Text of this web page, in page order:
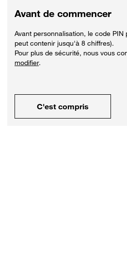
Avant de commencer
Avant personnalisation, le code PIN
peut contenir jusqu'à 8 chiffres).
Pour plus de sécurité, nous vous
modifier.
C'est compris